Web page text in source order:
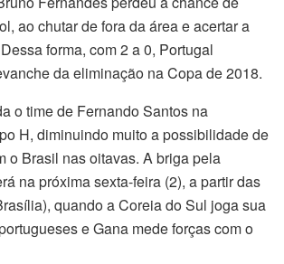
ao chutar de fora da área e acertar a
forma, com 2 a 0, Portugal
da eliminação na Copa de 2018.
o time de Fernando Santos na
H, diminuindo muito a possibilidade de
o Brasil nas oitavas. A briga pela
na próxima sexta-feira (2), a partir das
quando a Coreia do Sul joga sua
e Gana mede forças com o